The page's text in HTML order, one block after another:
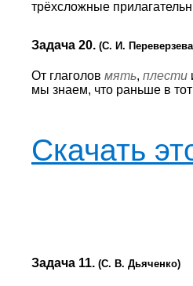
трёхсложные
Задача 20. (С. И.
От глаголов мять, плести
мы знаем, что раньше в
Скачать
Задача 11. (С. В. Дьяченко)